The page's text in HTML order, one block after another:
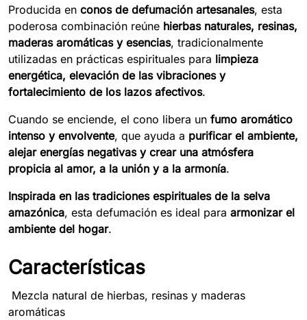
Producida en conos de defumación artesanales, esta
poderosa combinación reúne hierbas naturales, resinas,
maderas aromáticas y esencias, tradicionalmente
utilizadas en prácticas espirituales para limpieza
energética, elevación de las vibraciones y
fortalecimiento de los lazos afectivos.
Cuando se enciende, el cono libera un fumo aromático
intenso y envolvente, que ayuda a purificar el ambiente,
alejar energías negativas y crear una atmósfera
propicia al amor, a la unión y a la armonía.
Inspirada en las tradiciones espirituales de la selva
amazónica, esta defumación es ideal para armonizar el
ambiente del hogar.
Características
Mezcla natural de hierbas, resinas y maderas
aromáticas